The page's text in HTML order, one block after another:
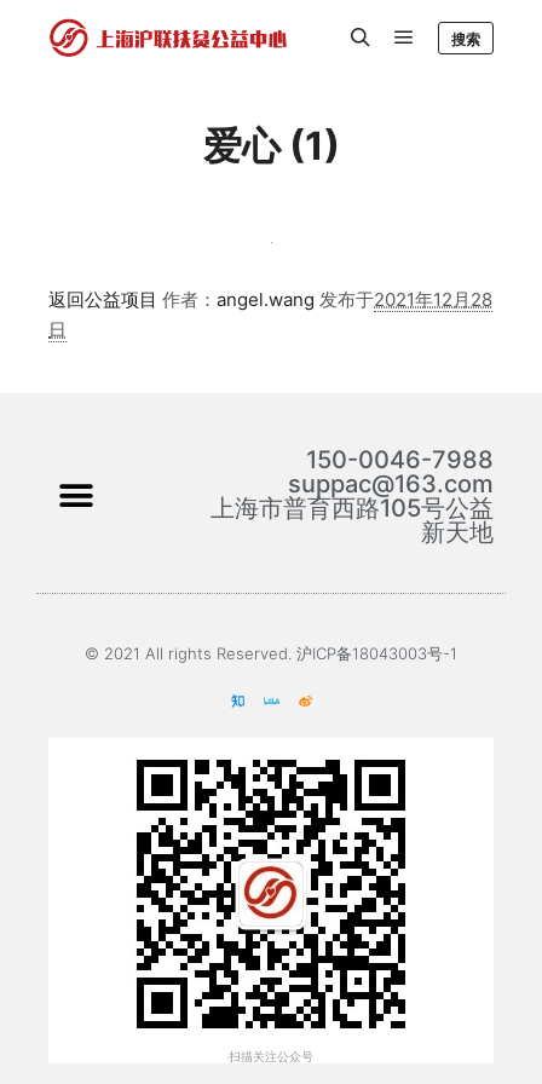
搜索
爱心 (1)
返回公益项目 作者： angel.wang 发布于2021年12月28
日
150-0046-7988
suppac@163.com
上海市普育西路105号公益
新天地
© 2021 All rights Reserved. 沪ICP备18043003号-1
扫描关注公众号